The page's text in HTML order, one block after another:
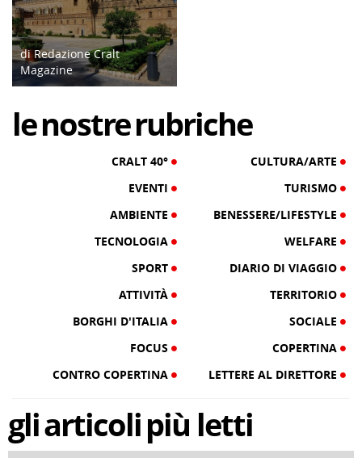
di Redazione Cralt
Magazine
lenostrerubriche
CRALT 40°
CULTURA/ARTE
EVENTI
TURISMO
AMBIENTE
BENESSERE/LIFESTYLE
TECNOLOGIA
WELFARE
SPORT
DIARIO DI VIAGGIO
ATTIVITÀ
TERRITORIO
BORGHI D'ITALIA
SOCIALE
FOCUS
COPERTINA
CONTRO COPERTINA
LETTERE AL DIRETTORE
gliarticolipiù letti